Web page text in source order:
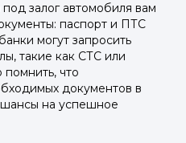
залог автомобиля вам
паспорт и ПТС
могут запросить
такие как СТС или
что
документов в
на успешное